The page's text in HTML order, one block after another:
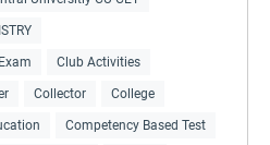
Club Activities
Collector College
Competency Based Test